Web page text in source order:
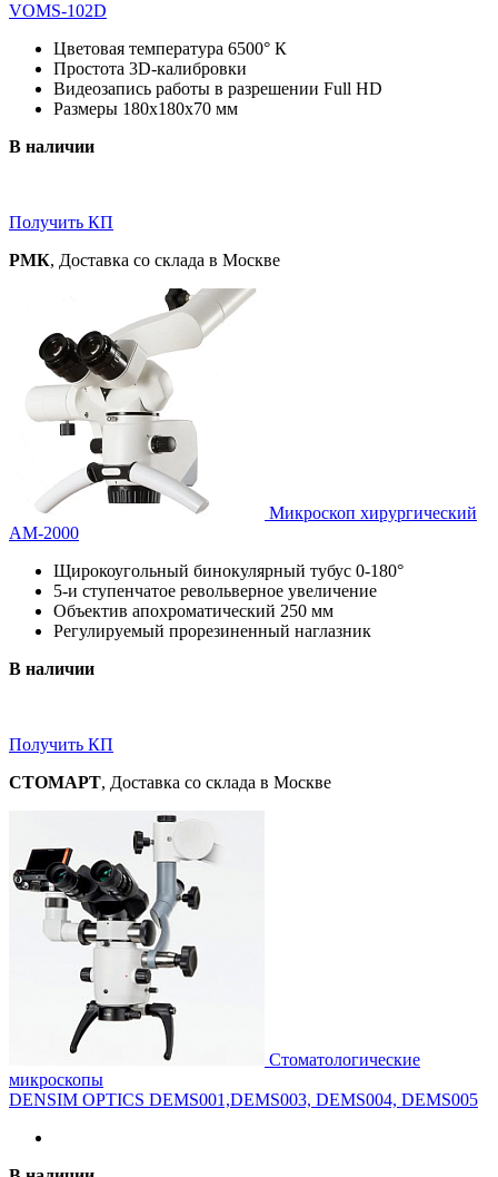
VOMS-102D
Цветовая температура 6500° К
Простота 3D-калибровки
Видеозапись работы в разрешении Full HD
Размеры 180x180x70 мм
В наличии
Получить КП
РМК, Доставка со склада в Москве
Микроскоп хирургический
АМ-2000
Щирокоугольный бинокулярный тубус 0-180°
5-и ступенчатое револьверное увеличение
Объектив апохроматический 250 мм
Регулируемый прорезиненный наглазник
В наличии
Получить КП
СТОМАРТ, Доставка со склада в Москве
Стоматологические
микроскопы
DENSIM OPTICS DEMS001,DEMS003, DEMS004, DEMS005